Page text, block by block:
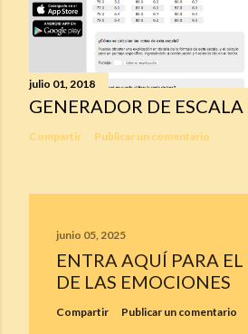
julio 01, 2018
GENERADOR DE
Compartir Publicar un comentario
junio 05, 2025
ENTRA AQUÍ PARA
DE LAS EMOCIONES
Compartir Publicar un comentario